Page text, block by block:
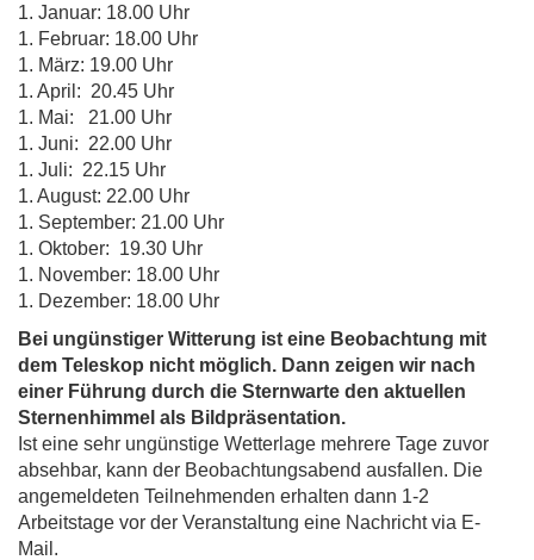
1. Januar: 18.00 Uhr
1. Februar: 18.00 Uhr
1. März: 19.00 Uhr
1. April: 20.45 Uhr
1. Mai: 21.00 Uhr
1. Juni: 22.00 Uhr
1. Juli: 22.15 Uhr
1. August: 22.00 Uhr
1. September: 21.00 Uhr
1. Oktober: 19.30 Uhr
1. November: 18.00 Uhr
1. Dezember: 18.00 Uhr
Bei ungünstiger Witterung ist eine Beobachtung mit
dem Teleskop nicht möglich. Dann zeigen wir nach
einer Führung durch die Sternwarte den aktuellen
Sternenhimmel als Bildpräsentation.
Ist eine sehr ungünstige Wetterlage mehrere Tage zuvor
absehbar, kann der Beobachtungsabend ausfallen. Die
angemeldeten Teilnehmenden erhalten dann 1-2
Arbeitstage vor der Veranstaltung eine Nachricht via E-
Mail.